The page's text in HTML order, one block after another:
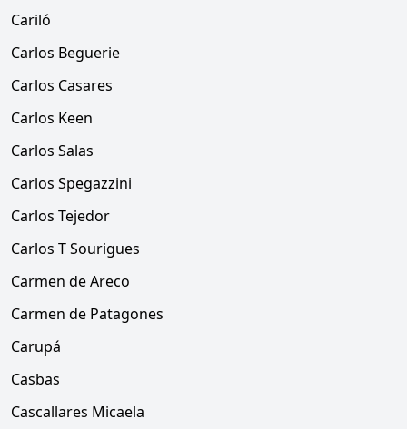
Cariló
Carlos Beguerie
Carlos Casares
Carlos Keen
Carlos Salas
Carlos Spegazzini
Carlos Tejedor
Carlos T Sourigues
Carmen de Areco
Carmen de Patagones
Carupá
Casbas
Cascallares Micaela